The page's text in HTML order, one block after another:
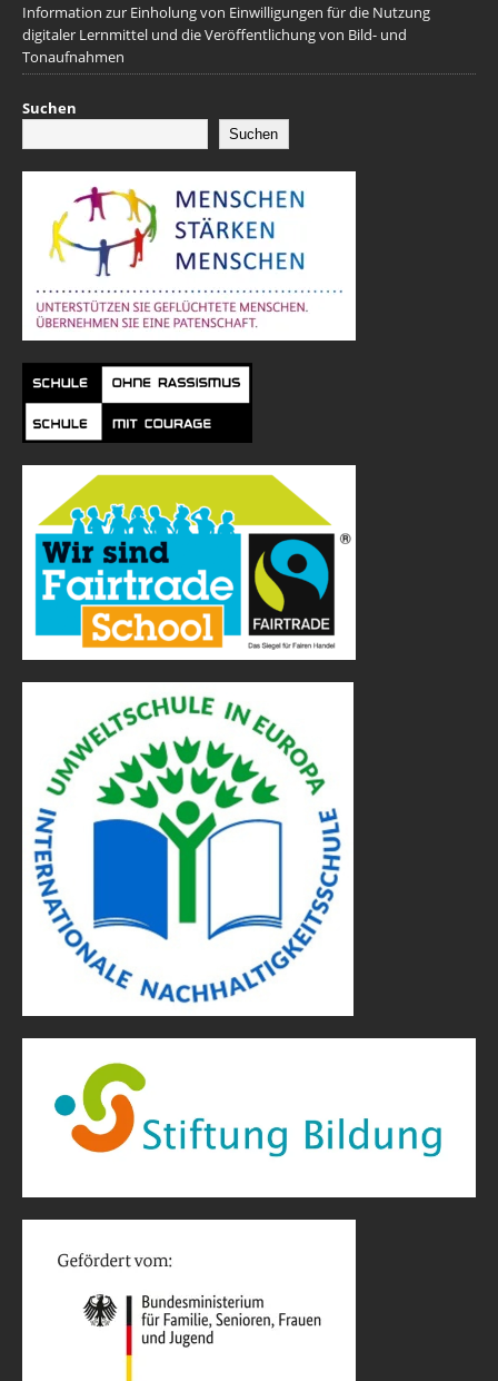
Information zur Einholung von Einwilligungen für die Nutzung
digitaler Lernmittel und die Veröffentlichung von Bild- und
Tonaufnahmen
Suchen
Suchen